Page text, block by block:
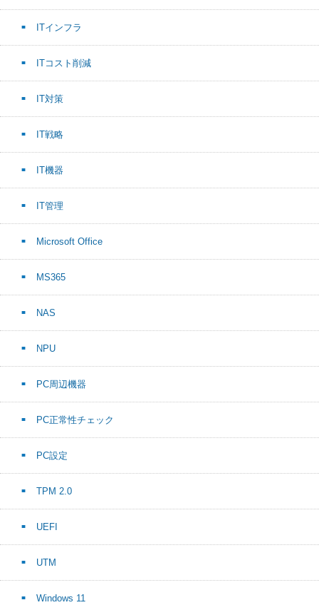
ITインフラ
ITコスト削減
IT対策
IT戦略
IT機器
IT管理
Microsoft Office
MS365
NAS
NPU
PC周辺機器
PC正常性チェック
PC設定
TPM 2.0
UEFI
UTM
Windows 11